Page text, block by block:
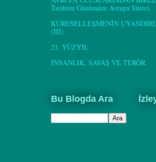
Tarihten Günümüze Avrupa Süreci
KÜRESELLEŞMENİN
(III)
21. YÜZYIL
İNSANLIK, SAVAŞ VE TERÖR
Bu Blogda Ara